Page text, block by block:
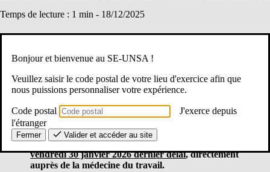
Temps de lecture : 1 min - 18/12/2025
Dans le cadre du mouvement intra départemental 2026,
l’administration vient de mettre à disposition :
La note de service relative à la prise en compte du handicap et des
situations médicales graves.
La date limite de dépôt des demandes est fixée au
vendredi 30 janvier 2026 dernier délai, directement
auprès de la médecine du travail.
Bonjour et bienvenue au SE-UNSA !
Veuillez saisir le code postal de votre lieu d'exercice afin que
nous puissions personnaliser votre expérience.
Code postal
J'exerce depuis
l'étranger
Fermer Valider et accéder au site